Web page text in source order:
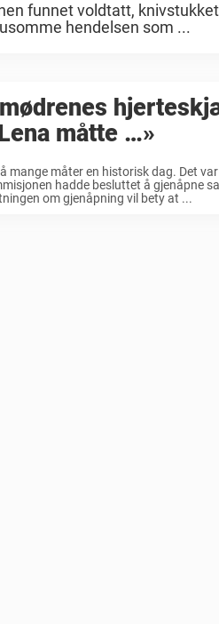
funnet voldtatt,
hendelsen som ...
måtte …»
mange måter en historisk dag. Det
hadde besluttet å gjenåpne
om gjenåpning vil bety at ...